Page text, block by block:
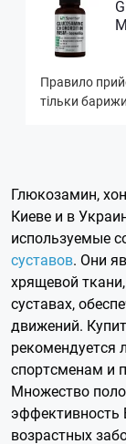
Правило
тільки
Глюкозамин,
Киеве и в
используемые
суставов. Они
хрящевой
суставах,
движений.
спортсменам и
Множество
эффективность
возрастных